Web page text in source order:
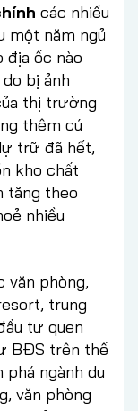
các nhiều
một năm ngủ
địa ốc nào
bị ảnh
thị trường
thêm cú
trữ đã hết,
kho chất
tăng theo
nhiều
phòng,
trung
tư quen
BĐS trên thế
phá ngành du
văn phòng